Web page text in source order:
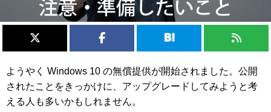
ようやく Windows 10 の無償提供が開始されました。公開
されたことをきっかけに、アップグレードしてみようと考
える人も多いかもしれません。